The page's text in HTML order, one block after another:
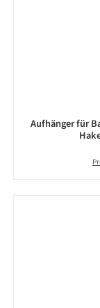
Aufhänger für